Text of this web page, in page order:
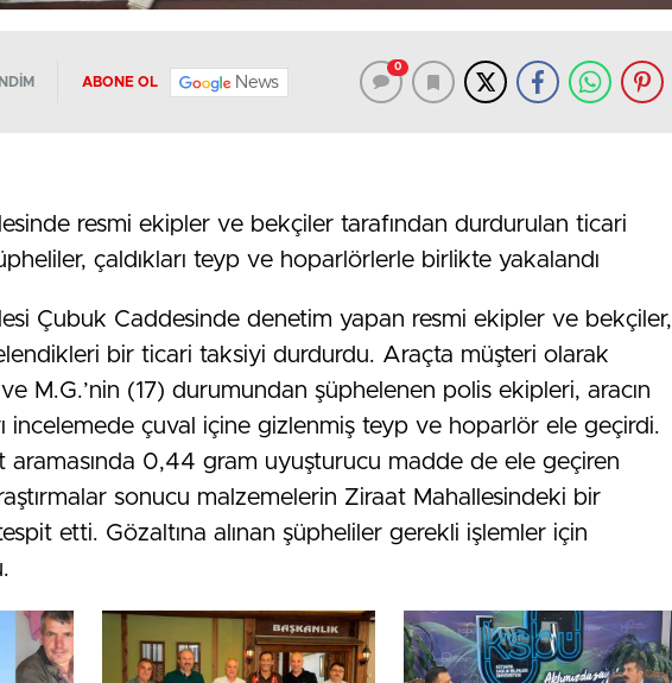
ABONE OL News
0
resmi ekipler ve bekçiler tarafından durdurulan ticari
çaldıkları teyp ve hoparlörlerle birlikte yakalandı
Çubuk Caddesinde denetim yapan resmi ekipler ve bekçiler,
bir ticari taksiyi durdurdu. Araçta müşteri olarak
M.G.’nin (17) durumundan şüphelenen polis ekipleri, aracın
incelemede çuval içine gizlenmiş teyp ve hoparlör ele geçirdi.
aramasında 0,44 gram uyuşturucu madde de ele geçiren
sonucu malzemelerin Ziraat Mahallesindeki bir
tespit etti. Gözaltına alınan şüpheliler gerekli işlemler için